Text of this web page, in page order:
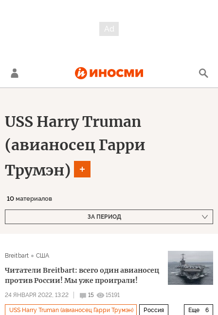
USS Harry Truman
(авианосец Гарри
Трумэн)
10 материалов
ЗА ПЕРИОД
Breitbart США
Читатели Breitbart: всего один авианосец
против России! Мы уже проиграли!
24 ЯНВАРЯ 2022, 13:22 15 15191
Еще 6
USS Harry Truman (авианосец Гарри Трумэн) Россия